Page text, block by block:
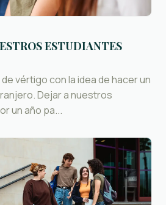
ESTUDIANTES
vértigo con la idea de hacer un
Dejar a nuestros
un año pa...